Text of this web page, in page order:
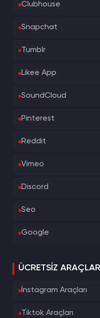
Clubhouse
Snapchat
Tumblr
Likee App
SoundCloud
Pinterest
Reddit
Vimeo
Discord
Seo
Google
ÜCRETSIZ ARAÇLAR
İnstagram Araçları
Tiktok Araçları